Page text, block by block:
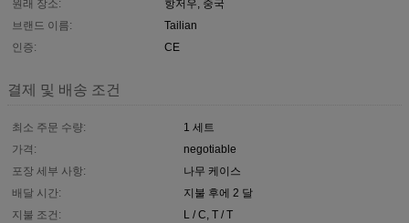
원래 장소:
항저우, 중국
브랜드 이름:
Tailian
인증:
CE
결제 및 배송 조건
최소 주문 수량:
1 세트
가격:
negotiable
포장 세부 사항:
나무 케이스
배달 시간:
지불 후에 2 달
지불 조건:
L / C, T / T